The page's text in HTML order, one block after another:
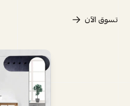
تسوق الآن